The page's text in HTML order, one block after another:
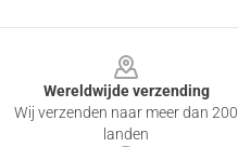
Wereldwijde verzending
Wij verzenden naar meer dan 200
landen